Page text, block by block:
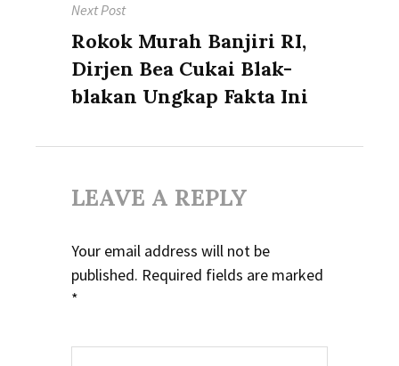
Next Post
Next
post:
Rokok Murah Banjiri RI,
Dirjen Bea Cukai Blak-
blakan Ungkap Fakta Ini
LEAVE A REPLY
Your email address will not be
published. Required fields are marked
*